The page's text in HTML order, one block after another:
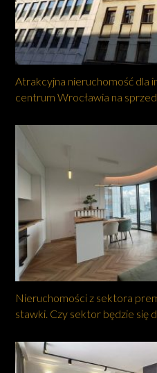
Atrakcyjna nieruchomość dla
centrum Wrocławia na
Nieruchomości z sektora
stawki. Czy sektor będzie się